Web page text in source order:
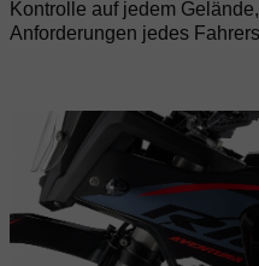
Kontrolle auf jedem
Anforderungen jedes